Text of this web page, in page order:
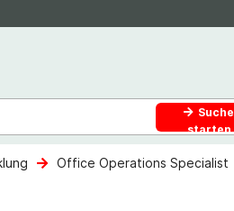
Suche
starten
Office Operations Specialist